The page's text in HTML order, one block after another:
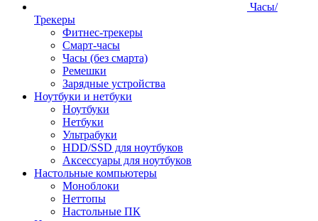
Часы/
Трекеры
Фитнес-трекеры
Смарт-часы
Часы (без смарта)
Ремешки
Зарядные устройства
Ноутбуки и нетбуки
Ноутбуки
Нетбуки
Ультрабуки
HDD/SSD для ноутбуков
Аксессуары для ноутбуков
Настольные компьютеры
Моноблоки
Неттопы
Настольные ПК